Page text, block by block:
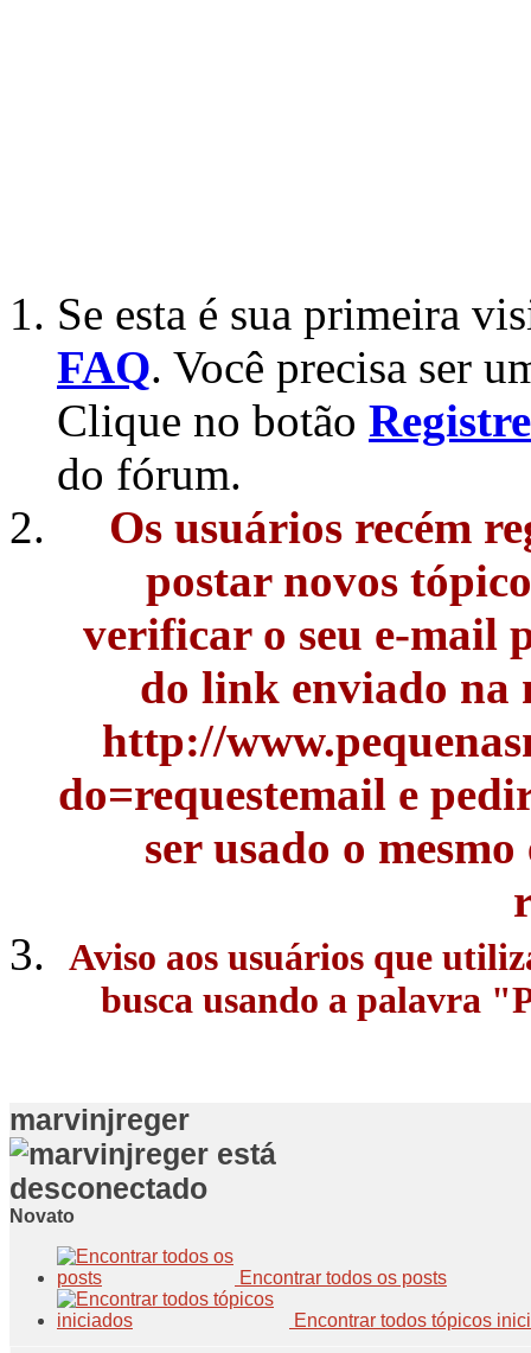
Se esta é sua primeira
FAQ. Você precisa ser
Clique no botão
do fórum.
Os usuários recém
postar novos
verificar o seu e-mail
do link enviado na
http://
do=requestemail e
ser usado o
Aviso aos usuários que
busca usando a palavra
marvinjreger
Novato
Encontrar todos os posts
Encontrar todos tópicos